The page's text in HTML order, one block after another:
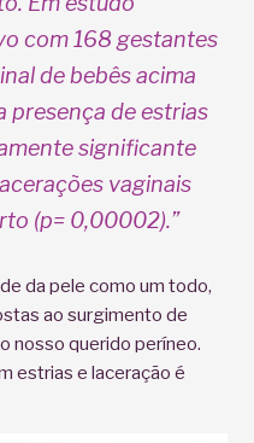
com 168 gestantes
de bebês acima
presença de estrias
significante
vaginais
(p= 0,00002).”
da pele como um todo,
ao surgimento de
nosso querido períneo.
estrias e laceração é